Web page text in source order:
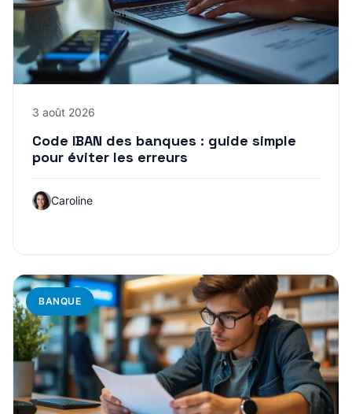
3 août 2026
Code IBAN des banques : guide simple
pour éviter les erreurs
Caroline
BANQUE